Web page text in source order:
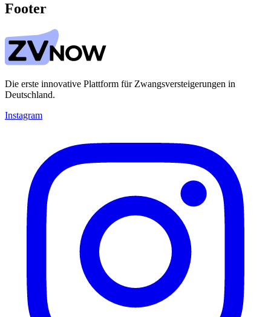
Footer
Die erste innovative Plattform für Zwangsversteigerungen in
Deutschland.
Instagram